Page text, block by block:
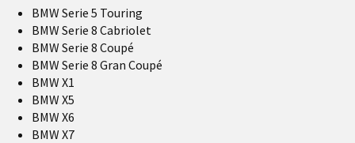
BMW Serie 5 Touring
BMW Serie 8 Cabriolet
BMW Serie 8 Coupé
BMW Serie 8 Gran Coupé
BMW X1
BMW X5
BMW X6
BMW X7